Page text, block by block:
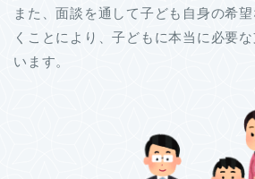
また、面談を通して子ども自身の希
くことにより、子どもに本当に必要
います。